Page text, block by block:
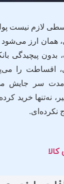
لازم نیست
همان ارز می‌شود
پیچیدگی
اقساطت را
سر جایش
خرید
نکرده‌ای.